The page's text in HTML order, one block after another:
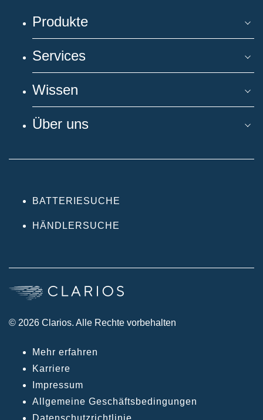
Produkte
Services
Wissen
Über uns
BATTERIESUCHE
HÄNDLERSUCHE
© 2026 Clarios. Alle Rechte vorbehalten
Mehr erfahren
Karriere
Impressum
Allgemeine Geschäftsbedingungen
Datenschutzrichtlinie